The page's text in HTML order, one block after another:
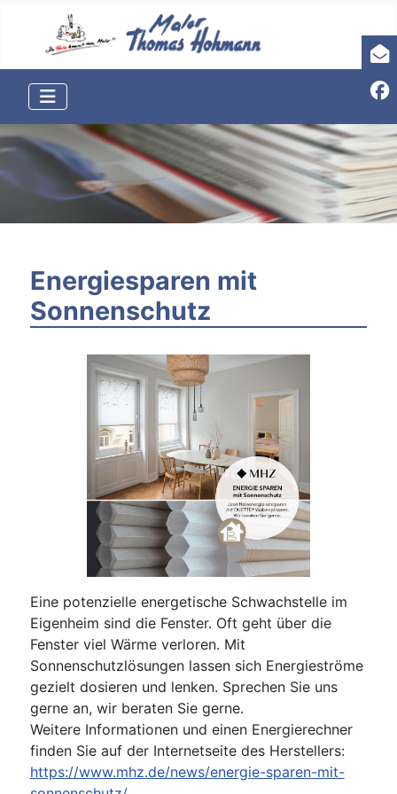
Energiesparen mit
Sonnenschutz
Eine potenzielle energetische Schwachstelle im
Eigenheim sind die Fenster. Oft geht über die
Fenster viel Wärme verloren. Mit
Sonnenschutzlösungen lassen sich Energieströme
gezielt dosieren und lenken. Sprechen Sie uns
gerne an, wir beraten Sie gerne.
Weitere Informationen und einen Energierechner
finden Sie auf der Internetseite des Herstellers:
https://www.mhz.de/news/energie-sparen-mit-